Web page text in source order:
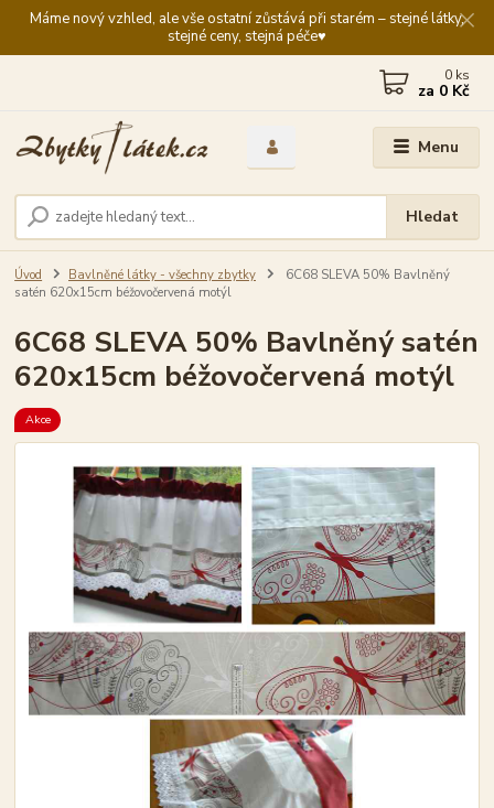
Máme nový vzhled, ale vše ostatní zůstává při starém – stejné látky,
stejné ceny, stejná péče♥️
Menu
Hledat
0 ks
za 0 Kč
Úvod Bavlněné látky - všechny zbytky
6C68 SLEVA 50% Bavlněný
satén 620x15cm béžovočervená motýl
6C68 SLEVA 50% Bavlněný satén
620x15cm béžovočervená motýl
Akce